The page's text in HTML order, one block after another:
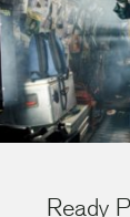
Ready